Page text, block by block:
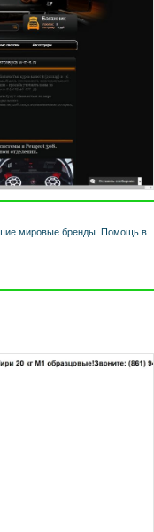
мировые бренды. Помощь в